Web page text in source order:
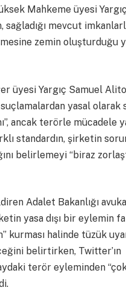
Mahkeme üyesi
sağladığı mevcut
zemin oluşturduğu
üyesi Yargıç Samuel
suçlamalardan yasal olarak
ancak terörle mücadele
standardın, şirketin
belirlemeyi “biraz
Adalet Bakanlığı
yasa dışı bir eylemin
kurması halinde tüzük
belirtirken, Twitter’ın
terör eyleminden